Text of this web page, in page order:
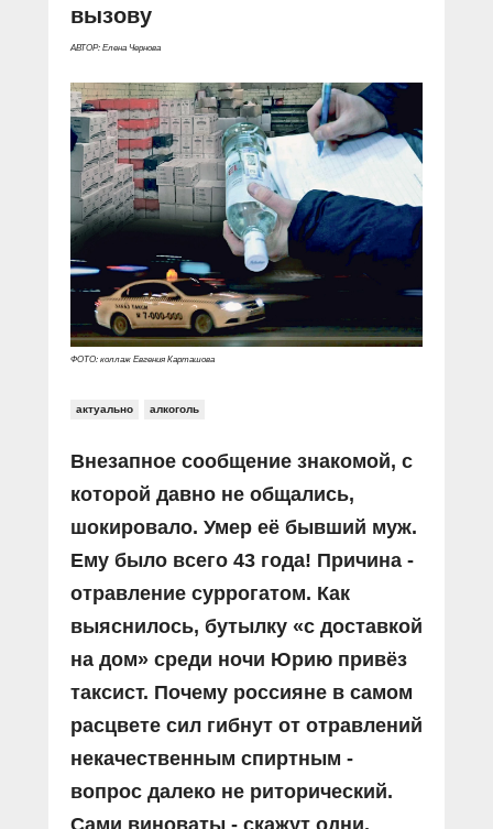
вызову
АВТОР: Елена Чернова
ФОТО: коллаж Евгения Карташова
актуально алкоголь
Внезапное сообщение знакомой, с
которой давно не общались,
шокировало. Умер её бывший муж.
Ему было всего 43 года! Причина -
отравление суррогатом. Как
выяснилось, бутылку «с доставкой
на дом» среди ночи Юрию привёз
таксист. Почему россияне в самом
расцвете сил гибнут от отравлений
некачественным спиртным -
вопрос далеко не риторический.
Сами виноваты - скажут одни.